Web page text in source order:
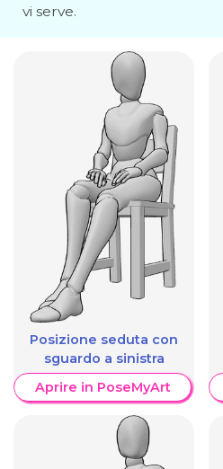
vi serve.
Posizione seduta con
sguardo a sinistra
Aprire in PoseMyArt